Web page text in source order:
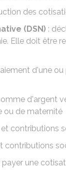
des
(DSN) :
Elle doit être
d'une
d'argent
ou de maternité
contributions
contributions
une